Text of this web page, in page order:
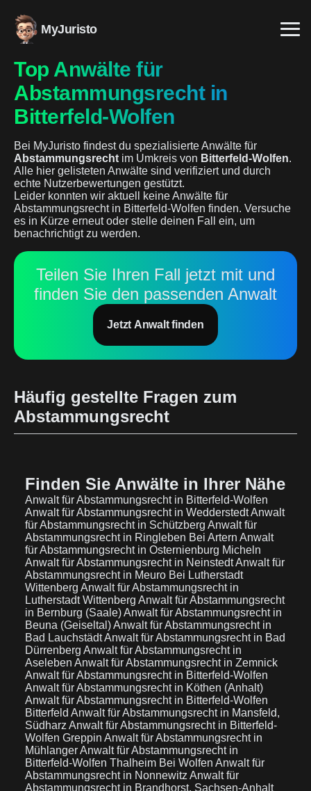
MyJuristo
Top Anwälte für
Abstammungsrecht in
Bitterfeld-Wolfen
Bei MyJuristo findest du spezialisierte Anwälte für
Abstammungsrecht im Umkreis von Bitterfeld-Wolfen.
Alle hier gelisteten Anwälte sind verifiziert und durch
echte Nutzerbewertungen gestützt.
Leider konnten wir aktuell keine Anwälte für
Abstammungsrecht in Bitterfeld-Wolfen finden. Versuche
es in Kürze erneut oder stelle deinen Fall ein, um
benachrichtigt zu werden.
Teilen Sie Ihren Fall jetzt mit und
finden Sie den passenden Anwalt
Jetzt Anwalt finden
Häufig gestellte Fragen zum
Abstammungsrecht
Finden Sie Anwälte in Ihrer Nähe
Anwalt für Abstammungsrecht in Bitterfeld-Wolfen
Anwalt für Abstammungsrecht in WedderstedtAnwalt
für Abstammungsrecht in Schützberg Anwalt für
Abstammungsrecht in Ringleben Bei Artern Anwalt
für Abstammungsrecht in Osternienburg Micheln
Anwalt für Abstammungsrecht in NeinstedtAnwalt für
Abstammungsrecht in Meuro Bei Lutherstadt
Wittenberg Anwalt für Abstammungsrecht in
Lutherstadt Wittenberg Anwalt für Abstammungsrecht
in Bernburg (Saale)Anwalt für Abstammungsrecht in
Beuna (Geiseltal)Anwalt für Abstammungsrecht in
Bad LauchstädtAnwalt für Abstammungsrecht in Bad
Dürrenberg Anwalt für Abstammungsrecht in
Aseleben Anwalt für Abstammungsrecht in Zemnick
Anwalt für Abstammungsrecht in Bitterfeld-Wolfen
Anwalt für Abstammungsrecht in Köthen (Anhalt)
Anwalt für Abstammungsrecht in Bitterfeld-Wolfen
Bitterfeld Anwalt für Abstammungsrecht in Mansfeld,
Südharz Anwalt für Abstammungsrecht in Bitterfeld-
Wolfen Greppin Anwalt für Abstammungsrecht in
MühlangerAnwalt für Abstammungsrecht in
Bitterfeld-Wolfen Thalheim Bei Wolfen Anwalt für
Abstammungsrecht in Nonnewitz Anwalt für
Abstammungsrecht in Brandhorst, Sachsen-Anhalt